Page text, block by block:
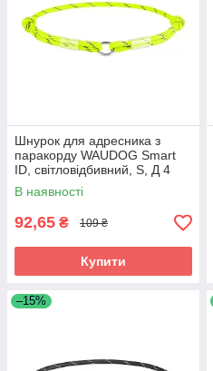
Шнурок для адресника з
паракорду WAUDOG Smart
ID, світловідбивний, S, Д 4
мм, Д 25-45 см жовтий
В наявності
92,65 ₴ 109 ₴
Купити
–15%